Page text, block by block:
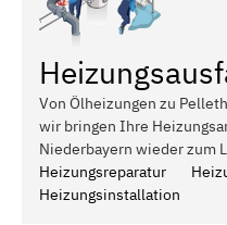
Von Ölheizungen zu
wir bringen Ihre
Niederbayern wieder zum
Heizungsreparatur
Heizungsinstallation